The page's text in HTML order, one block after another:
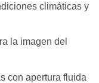
climáticas y
la imagen del
con apertura fluida